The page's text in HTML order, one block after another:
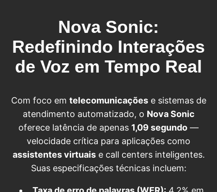
Nova Sonic:
Redefinindo Interações
de Voz em Tempo Real
Com foco em telecomunicaçõese sistemas de
atendimento automatizado, o Nova Sonic
oferece latência de apenas 1,09 segundo —
velocidade crítica para aplicações como
assistentes virtuaise call centers inteligentes.
Suas especificações técnicas incluem: